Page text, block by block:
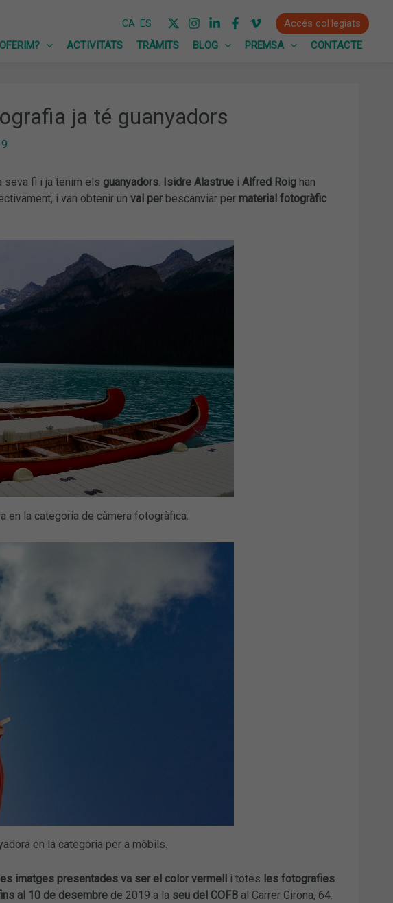
CA ES
Accés col·legiats
ACTIVITATS TRÀMITS BLOG PREMSA CONTACTE
ja té guanyadors
seva fi i ja tenim els guanyadors. Isidre Alastrue i Alfred Roighan
i van obtenir un val perbescanviar per material fotogràfic
en la categoria de càmera fotogràfica.
en la categoria per a mòbils.
imatges presentades va ser el color vermell i totes les fotografies
al 10 de desembrede 2019 a la seu del COFBal Carrer Girona, 64.